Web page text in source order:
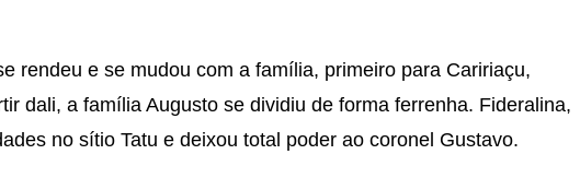
rendeu e se mudou com a família, primeiro para Caririaçu,
dali, a família Augusto se dividiu de forma ferrenha. Fideralina,
no sítio Tatu e deixou total poder ao coronel Gustavo.